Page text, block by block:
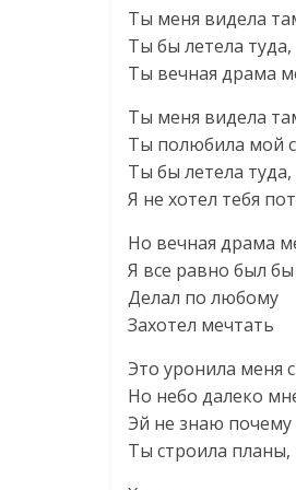
Ты меня видела
Ты бы летела туда,
Ты вечная драма
Ты меня видела
Ты полюбила мой
Ты бы летела туда,
Я не хотел тебя
Но вечная драма
Я все равно был
Делал по любому
Захотел мечтать
Это уронила меня
Но небо далеко
Эй не знаю почему
Ты строила планы,